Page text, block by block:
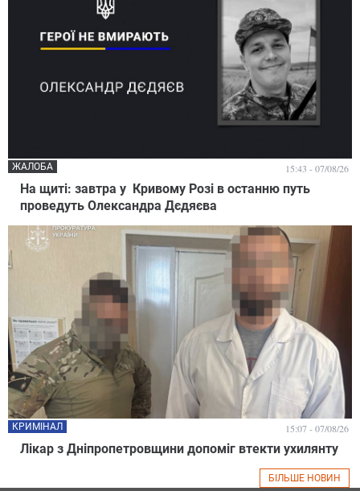
На щиті: завтра у Кривому Розі в останню путь
проведуть Олександра Дєдяєва
ЖАЛОБА 15:43 - 07/08/26
Лікар з Дніпропетровщини допоміг втекти ухилянту
КРИМІНАЛ 15:07 - 07/08/26
БІЛЬШЕ НОВИН